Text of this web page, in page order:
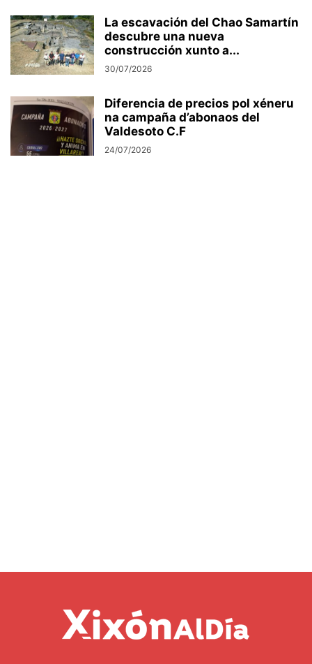
La escavación del Chao Samartín
descubre una nueva
construcción xunto a...
30/07/2026
Diferencia de precios pol xéneru
na campaña d’abonaos del
Valdesoto C.F
24/07/2026